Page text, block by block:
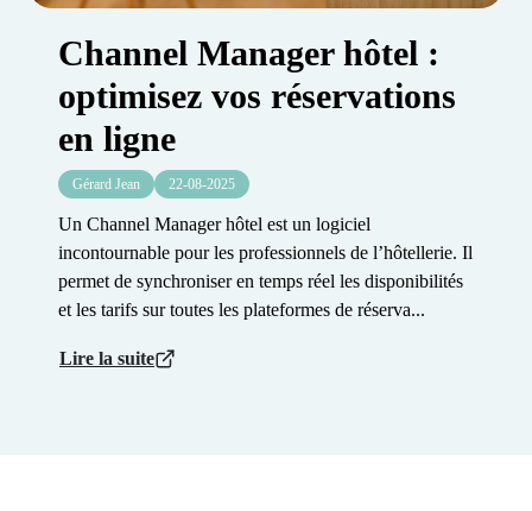
Channel Manager hôtel :
optimisez vos réservations
en ligne
Gérard Jean 22-08-2025
Un Channel Manager hôtel est un logiciel
incontournable pour les professionnels de l’hôtellerie. Il
permet de synchroniser en temps réel les disponibilités
et les tarifs sur toutes les plateformes de réserva...
Lire la suite